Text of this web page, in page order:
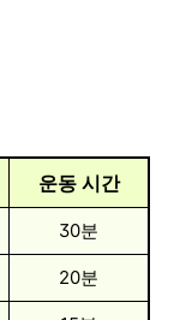
운동 시간
30분
20분